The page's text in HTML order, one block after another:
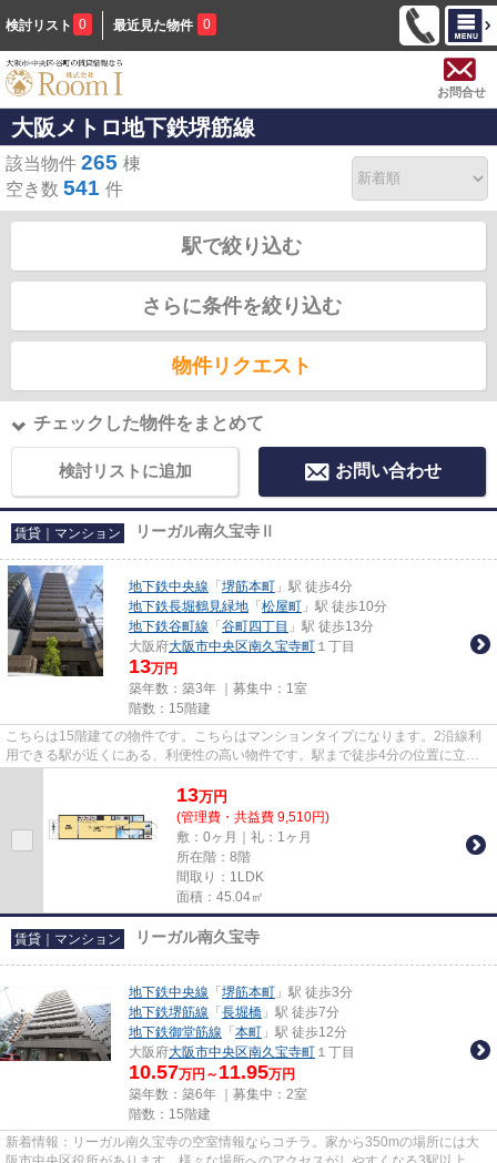
検討リスト 0 最近見た物件 0
お問合せ
大阪メトロ地下鉄堺筋線
該当物件 265 棟
空き数 541 件
駅で絞り込む
さらに条件を絞り込む
物件リクエスト
チェックした物件をまとめて
検討リストに追加 お問い合わせ
賃貸｜マンション リーガル南久宝寺Ⅱ
地下鉄中央線 「 堺筋本町 」駅 徒歩4分
地下鉄長堀鶴見緑地 「 松屋町 」駅 徒歩10分
地下鉄谷町線 「 谷町四丁目 」駅 徒歩13分
大阪府大阪市中央区南久宝寺町 １丁目
13万円
築年数：築3年 ｜募集中： 1室
階数：15階建
こちらは15階建ての物件です。こちらはマンションタイプになります。2沿線利
用できる駅が近くにある、利便性の高い物件です。駅まで徒歩4分の位置に立地
13万円
(管理費・共益費 9,510円)
敷：0ヶ月｜礼：1ヶ月
所在階：8階
間取り：1LDK
面積：45.04㎡
賃貸｜マンション リーガル南久宝寺
地下鉄中央線 「 堺筋本町 」駅 徒歩3分
地下鉄堺筋線 「 長堀橋 」駅 徒歩7分
地下鉄御堂筋線 「 本町 」駅 徒歩12分
大阪府大阪市中央区南久宝寺町 １丁目
10.57万円～ 11.95万円
築年数：築6年 ｜募集中： 2室
階数：15階建
新着情報：リーガル南久宝寺の空室情報ならコチラ。家から350mの場所には大